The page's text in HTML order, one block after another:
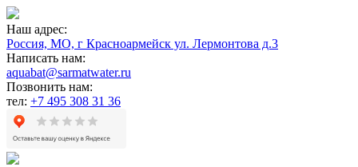
Наш адрес:
Россия, МО, г Красноармейск ул. Лермонтова д.3
Написать нам:
aquabat@sarmatwater.ru
Позвонить нам:
тел: +7 495 308 31 36